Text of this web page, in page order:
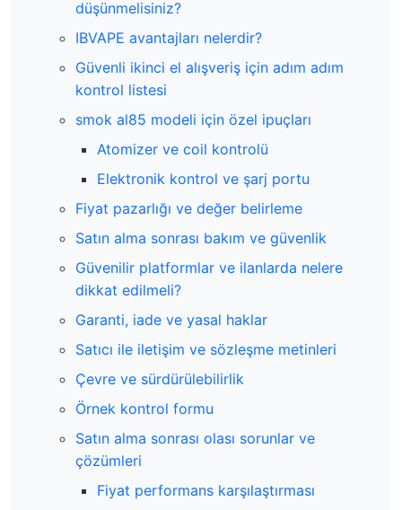
düşünmelisiniz?
IBVAPE avantajları nelerdir?
Güvenli ikinci el alışveriş için adım adım
kontrol listesi
smok al85 modeli için özel ipuçları
Atomizer ve coil kontrolü
Elektronik kontrol ve şarj portu
Fiyat pazarlığı ve değer belirleme
Satın alma sonrası bakım ve güvenlik
Güvenilir platformlar ve ilanlarda nelere
dikkat edilmeli?
Garanti, iade ve yasal haklar
Satıcı ile iletişim ve sözleşme metinleri
Çevre ve sürdürülebilirlik
Örnek kontrol formu
Satın alma sonrası olası sorunlar ve
çözümleri
Fiyat performans karşılaştırması